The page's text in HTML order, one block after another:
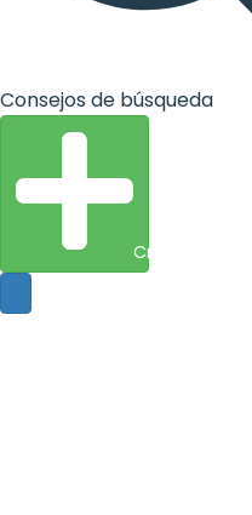
Consejos de búsqueda
Crear entidad